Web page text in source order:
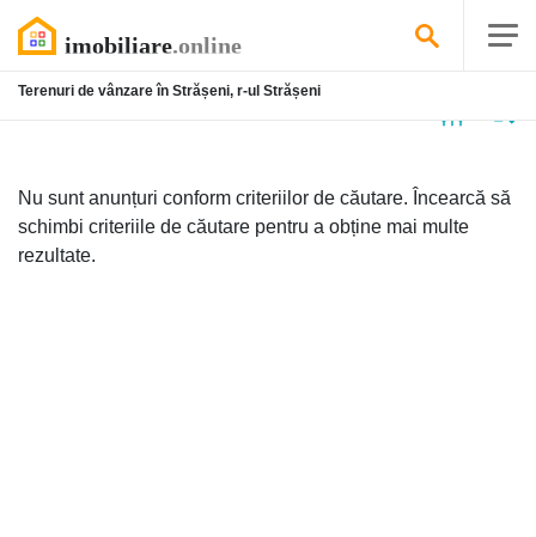
Terenuri de vânzare în Strășeni, r-ul Strășeni
Nu sunt anunțuri conform criteriilor de căutare. Încearcă să
schimbi criteriile de căutare pentru a obține mai multe
rezultate.